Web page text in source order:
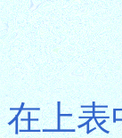
在上表